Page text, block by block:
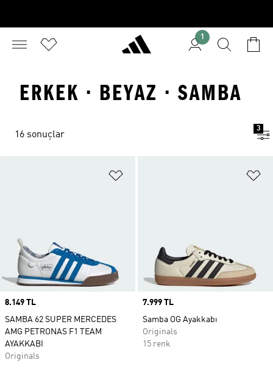
1
ERKEK · BEYAZ · SAMBA
16 sonuçlar
3
Price
8.149 TL
SAMBA 62 SUPER MERCEDES
AMG PETRONAS F1 TEAM
AYAKKABI
Originals
Price
7.999 TL
Samba OG Ayakkabı
Originals
15 renk